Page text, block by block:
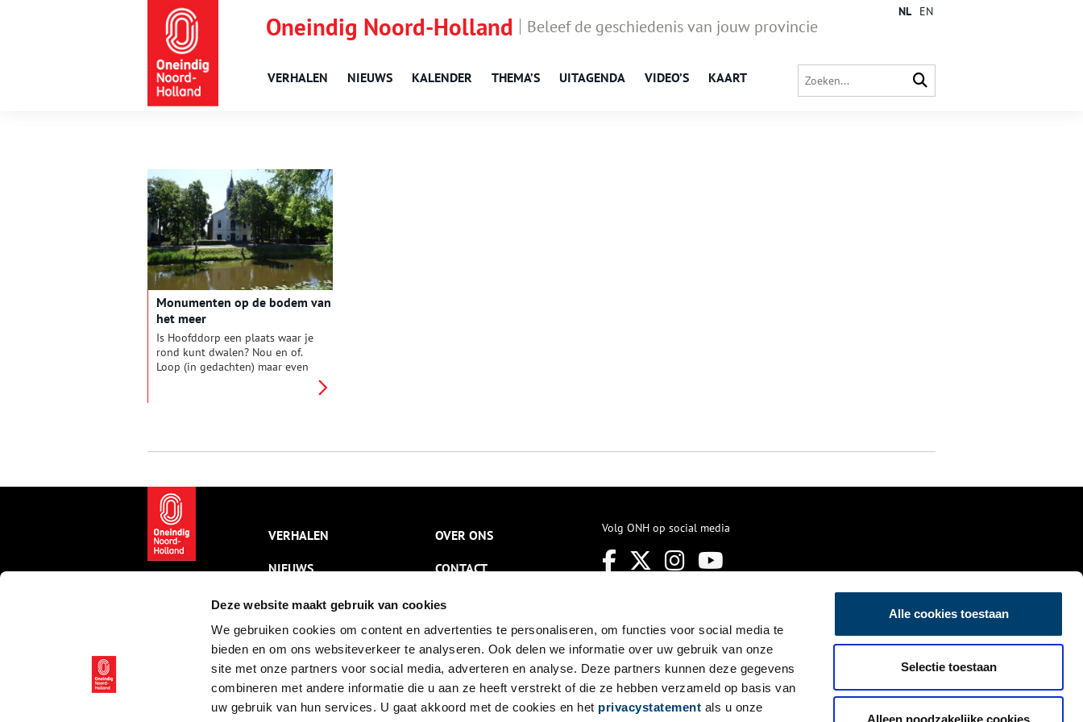
Deze website maakt gebruik van cookies
We gebruiken cookies om content en advertenties te personaliseren, om functies voor social media te
bieden en om ons websiteverkeer te analyseren. Ook delen we informatie over uw gebruik van onze
site met onze partners voor social media, adverteren en analyse. Deze partners kunnen deze gegevens
combineren met andere informatie die u aan ze heeft verstrekt of die ze hebben verzameld op basis van
uw gebruik van hun services. U gaat akkoord met de cookies en het privacystatement als u onze
Alle cookies toestaan
Selectie toestaan
Alleen noodzakelijke cookies
Oneindig Noord-Holland Beleef de geschiedenis van jouw provincie
VERHALEN NIEUWS KALENDER THEMA’S UITAGENDA VIDEO’S KAART
NL EN
Monumenten op de bodem van
het meer
Is Hoofddorp een plaats waar je
rond kunt dwalen? Nou en of.
Loop (in gedachten) maar even
pioniers een dorpje. Op het
Hoofddorp van nu met
monumentale panden.
VERHALEN
NIEUWS
KALENDER
THEMA’S
ACTIVITEITEN
VIDEO’S
OVER ONS
CONTACT
NIEUWSBRIEF
DISCLAIMER
PRIVACY
TOEGANKELIJKHEID
Volg ONH op social media